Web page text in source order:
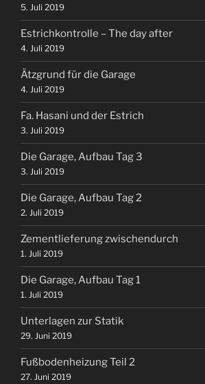
5. Juli 2019
Estrichkontrolle – The day after
4. Juli 2019
Ätzgrund für die Garage
4. Juli 2019
Fa. Hasani und der Estrich
3. Juli 2019
Die Garage, Aufbau Tag 3
3. Juli 2019
Die Garage, Aufbau Tag 2
2. Juli 2019
Zementlieferung zwischendurch
1. Juli 2019
Die Garage, Aufbau Tag 1
1. Juli 2019
Unterlagen zur Statik
29. Juni 2019
Fußbodenheizung Teil 2
27. Juni 2019